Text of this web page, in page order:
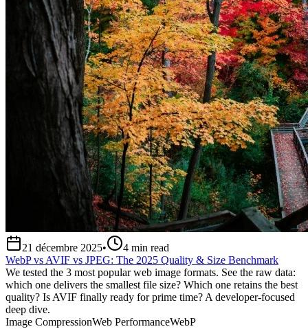
21 décembre 2025• 4 min read
WebP vs AVIF vs JPEG: The 2025 Quality & Size Benchmark
We tested the 3 most popular web image formats. See the raw data:
which one delivers the smallest file size? Which one retains the best
quality? Is AVIF finally ready for prime time? A developer-focused
deep dive.
Image CompressionWeb PerformanceWebP